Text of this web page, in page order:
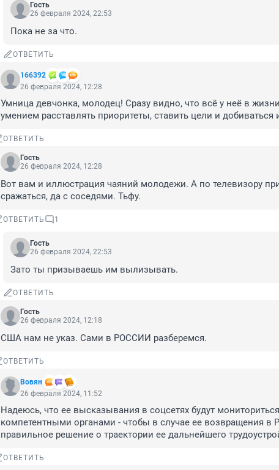
Гость
26 февраля 2024, 22:53
Пока не за что.
ОТВЕТИТЬ
166392
26 февраля 2024, 12:28
Умница девчонка, молодец! Сразу видно, что всё у неё в
умением расставлять приоритеты, ставить цели и
ОТВЕТИТЬ
Гость
26 февраля 2024, 12:28
Вот вам и иллюстрация чаяний молодежи. А по телевизору
сражаться, да с соседями. Тьфу.
ОТВЕТИТЬ 1
Гость
26 февраля 2024, 22:53
Зато ты призываешь им вылизывать.
ОТВЕТИТЬ
Гость
26 февраля 2024, 12:18
США нам не указ. Сами в РОССИИ разберемся.
ОТВЕТИТЬ
Вовян
26 февраля 2024, 11:52
Надеюсь, что ее высказывания в соцсетях будут
компетентными органами - чтобы в случае ее возвращения в
правильное решение о траектории ее дальнейшего
ОТВЕТИТЬ